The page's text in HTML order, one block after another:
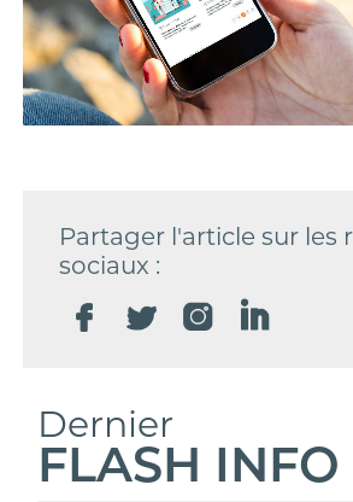
Partager l'article sur les
sociaux :
Dernier
FLASH INFO